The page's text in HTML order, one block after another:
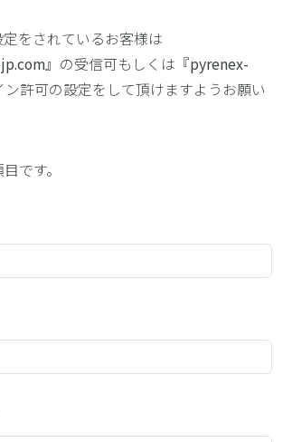
をされているお客様は
』の受信可もしくは『pyrenex-
許可の設定をして頂けますようお願い
です。